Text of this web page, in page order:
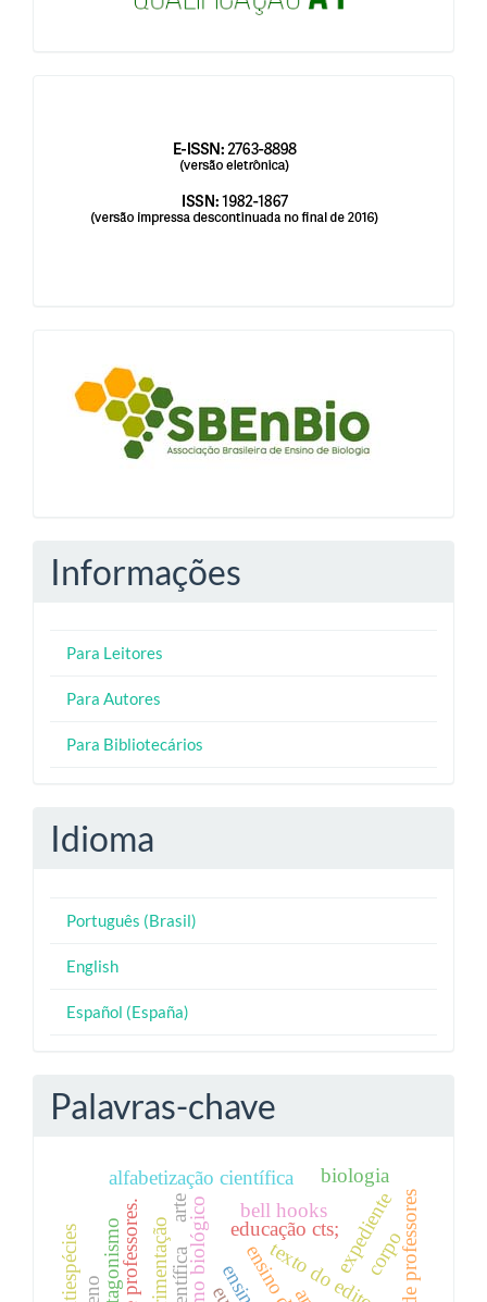
blocologosbenbio
Informações
Para Leitores
Para Autores
Para Bibliotecários
Idioma
Português (Brasil)
English
Español (España)
Palavras-chave
texto do editorial
alfabetização científica
expediente
educação cts;
bell hooks
protagonismo
biologia
arte
corpo